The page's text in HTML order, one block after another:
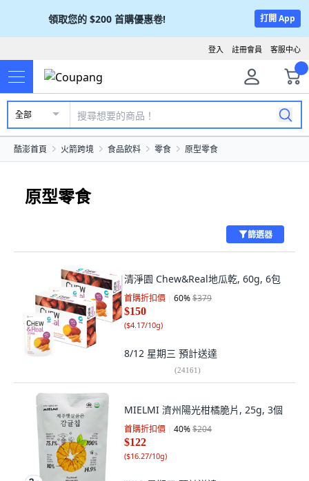
領取您的 $200 首購優惠卷! 打開 App
客服中心
註冊會員
登入
全部
酷澎首頁 火箭跨境 食品飲料 零食 原型零食
原型零食
篩選器
清淨園 Chew&Real地瓜乾, 60g, 6包
首購折扣價 60%$379
$150
($4.17/10g)
8/12 星期三 預計送達
(24161)
MIELMI 濟州陽光柑橘脆片, 25g, 3個
首購折扣價 40%$204
$122
($16.27/10g)